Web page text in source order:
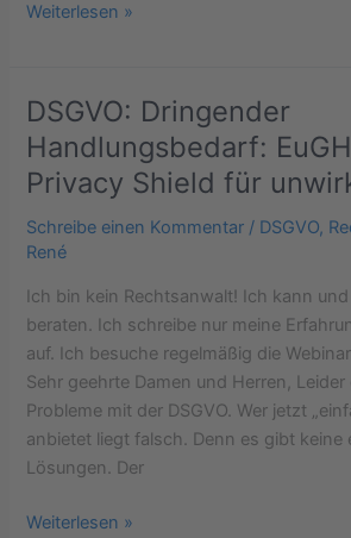
Weiterlesen »
DSGVO: Dringender
Handlungsbedarf:
Privacy Shield für
Schreibe einen Kommentar / DSGVO,
René
Ich bin kein Rechtsanwalt! Ich kann
beraten. Ich schreibe nur meine
auf. Ich besuche regelmäßig die
Sehr geehrte Damen und Herren,
Probleme mit der DSGVO. Wer jetzt
anbietet liegt falsch. Denn es gibt keine
Lösungen. Der
DSGVO:
Dringender
Handlungsbedarf:
EuGH
erklärt
Privacy
für
unwirksam
Weiterlesen »